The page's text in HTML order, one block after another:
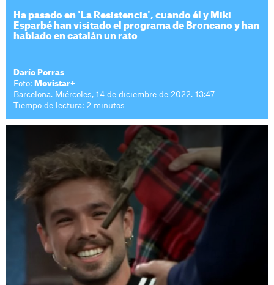
Ha pasado en 'La Resistencia', cuando él y Miki
Esparbé han visitado el programa de Broncano y han
hablado en catalán un rato
Darío Porras
Foto: Movistar+
Barcelona. Miércoles, 14 de diciembre de 2022. 13:47
Tiempo de lectura: 2 minutos